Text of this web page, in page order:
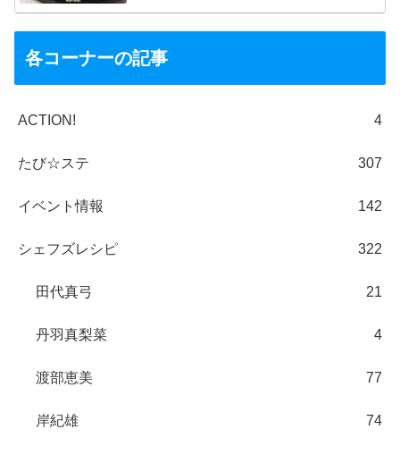
各コーナーの記事
ACTION! 4
たび☆ステ 307
イベント情報 142
シェフズレシピ 322
田代真弓 21
丹羽真梨菜 4
渡部恵美 77
岸紀雄 74